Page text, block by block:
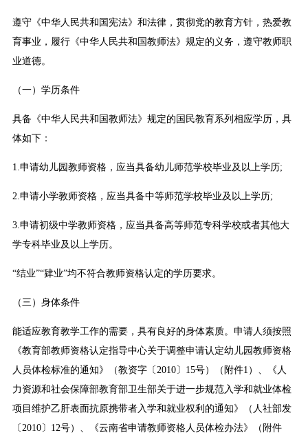
遵守《中华人民共和国宪法》和法律，贯彻党的教育方针，热爱教
育事业，履行《中华人民共和国教师法》规定的义务，遵守教师职
业道德。
（一）学历条件
具备《中华人民共和国教师法》规定的国民教育系列相应学历，具
体如下：
1.申请幼儿园教师资格，应当具备幼儿师范学校毕业及以上学历;
2.申请小学教师资格，应当具备中等师范学校毕业及以上学历;
3.申请初级中学教师资格，应当具备高等师范专科学校或者其他大
学专科毕业及以上学历。
“结业”“肄业”均不符合教师资格认定的学历要求。
（三）身体条件
能适应教育教学工作的需要，具有良好的身体素质。申请人须按照
《教育部教师资格认定指导中心关于调整申请认定幼儿园教师资格
人员体检标准的通知》（教资字〔2010〕15号）（附件1）、《人
力资源和社会保障部教育部卫生部关于进一步规范入学和就业体检
项目维护乙肝表面抗原携带者入学和就业权利的通知》（人社部发
〔2010〕12号）、《云南省申请教师资格人员体检办法》（附件